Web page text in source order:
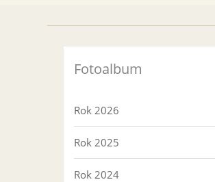
Fotoalbum
Rok 2026
Rok 2025
Rok 2024